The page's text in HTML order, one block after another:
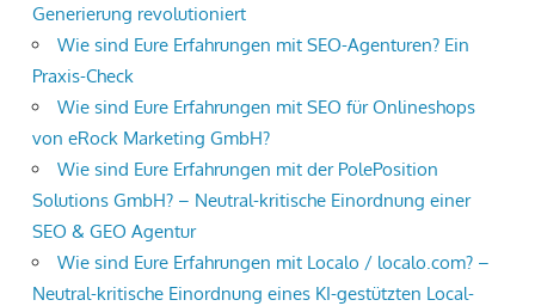
Generierung revolutioniert
Wie sind Eure Erfahrungen mit SEO-Agenturen? Ein
Praxis-Check
Wie sind Eure Erfahrungen mit SEO für Onlineshops
von eRock Marketing GmbH?
Wie sind Eure Erfahrungen mit der PolePosition
Solutions GmbH? – Neutral-kritische Einordnung einer
SEO & GEO Agentur
Wie sind Eure Erfahrungen mit Localo / localo.com? –
Neutral-kritische Einordnung eines KI-gestützten Local-